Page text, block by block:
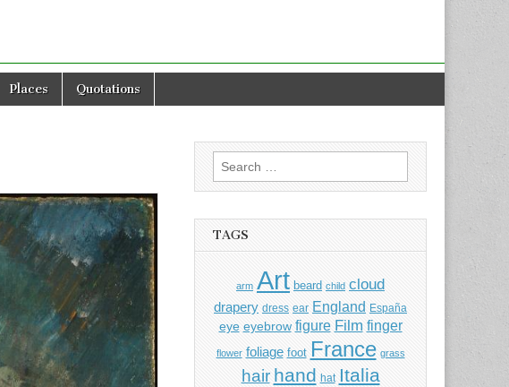
Places Quotations
Search
for:
TAGS
arm Art beard child cloud
drapery dress ear England España
eye eyebrow figure Film finger
flower foliage foot France grass
hair hand hat Italia